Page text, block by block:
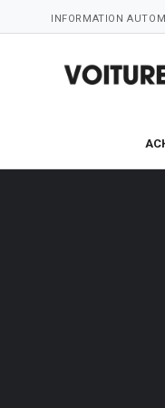
to
INFORMATION